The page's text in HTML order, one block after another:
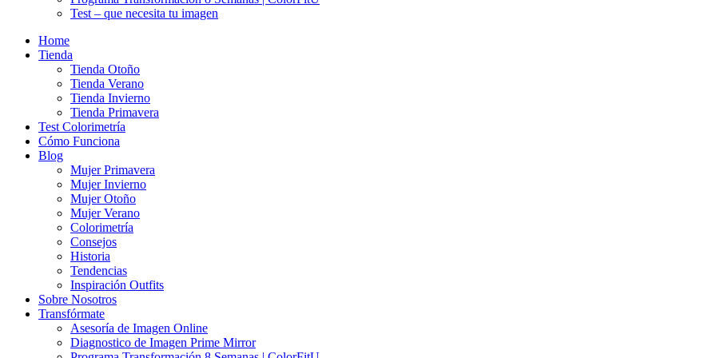
Test – que necesita tu imagen
Home
Tienda
Tienda Otoño
Tienda Verano
Tienda Invierno
Tienda Primavera
Test Colorimetría
Cómo Funciona
Blog
Mujer Primavera
Mujer Invierno
Mujer Otoño
Mujer Verano
Colorimetría
Consejos
Historia
Tendencias
Inspiración Outfits
Sobre Nosotros
Transfórmate
Asesoría de Imagen Online
Diagnostico de Imagen Prime Mirror